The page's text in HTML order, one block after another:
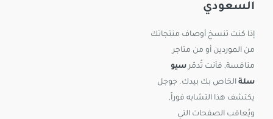
السعودي
إذا كنت تنسخ أوصاف منتجاتك
من الموردين أو من متاجر
منافسة, فأنت تُدمّرسيو
سلة الخاص بك بيدك. جوجل
يكتشف هذا التشابه فوراً,
ويُعاقب الصفحات التي